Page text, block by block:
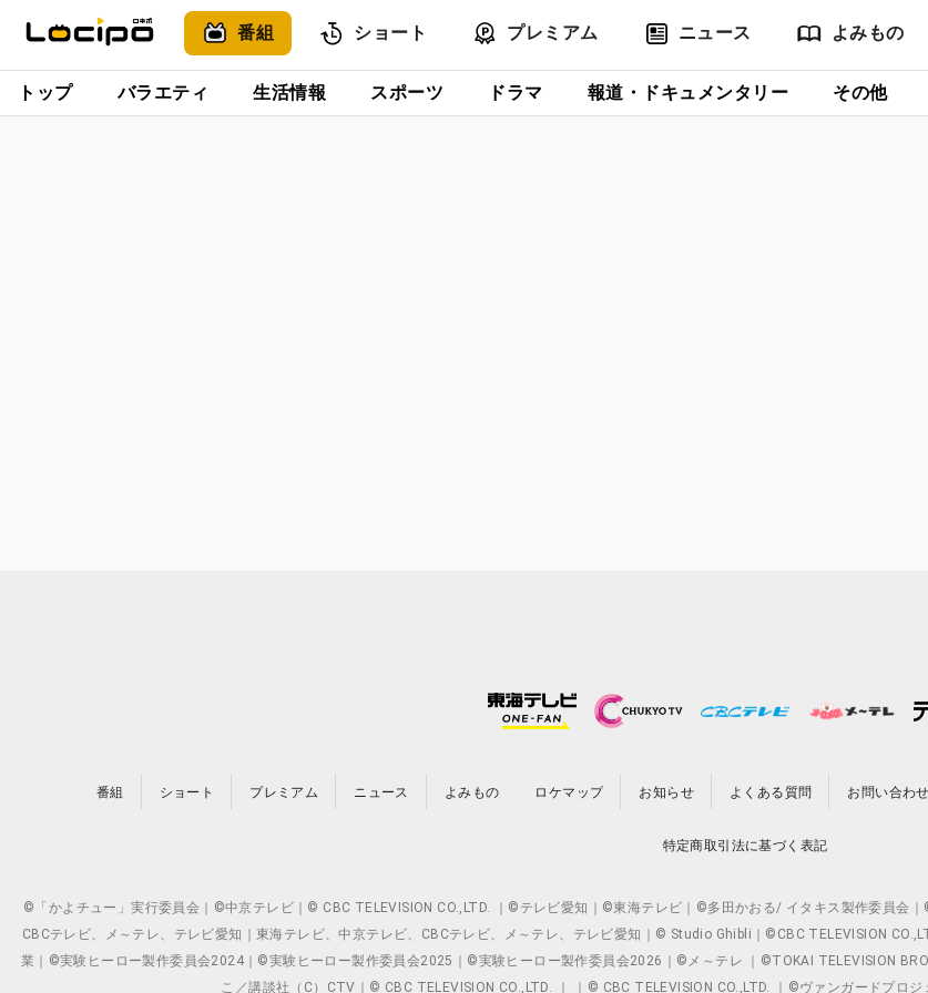
番組 ショート プレミアム ニュース よみもの
トップ バラエティ 生活情報 スポーツ ドラマ 報道・ドキュメンタリー その他
番組 ショート プレミアム ニュース よみもの ロケマップ お知らせ よくある質問 お問い合わせ
特定商取引法に基づく表記
©「かよチュー」実行委員会｜©中京テレビ｜© CBC TELEVISION CO.,LTD. ｜©テレビ愛知｜©東海テレビ｜©多田かおる/ イタキス製作委員会
CBCテレビ、メ～テレ、テレビ愛知｜東海テレビ、中京テレビ、CBCテレビ、メ～テレ、テレビ愛知｜© Studio Ghibli｜©CBC TELEVISION
業｜©実験ヒーロー製作委員会2024｜©実験ヒーロー製作委員会2025｜©実験ヒーロー製作委員会2026｜©メ～テレ ｜©TOKAI TELEVISION
こ／講談社（C）CTV｜© CBC TELEVISION CO.,LTD. ｜ ｜© CBC TELEVISION CO.,LTD. ｜©ヴァンガードプロ